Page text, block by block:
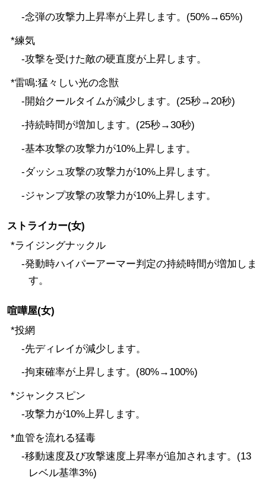
-念弾の攻撃力上昇率が上昇します。(50%→65%)
*練気
-攻撃を受けた敵の硬直度が上昇します。
*雷鳴:猛々しい光の念獣
-開始クールタイムが減少します。(25秒→20秒)
-持続時間が増加します。(25秒→30秒)
-基本攻撃の攻撃力が10%上昇します。
-ダッシュ攻撃の攻撃力が10%上昇します。
-ジャンプ攻撃の攻撃力が10%上昇します。
ストライカー(女)
*ライジングナックル
-発動時ハイパーアーマー判定の持続時間が増加しま
す。
喧嘩屋(女)
*投網
-先ディレイが減少します。
-拘束確率が上昇します。(80%→100%)
*ジャンクスピン
-攻撃力が10%上昇します。
*血管を流れる猛毒
-移動速度及び攻撃速度上昇率が追加されます。(13
レベル基準3%)